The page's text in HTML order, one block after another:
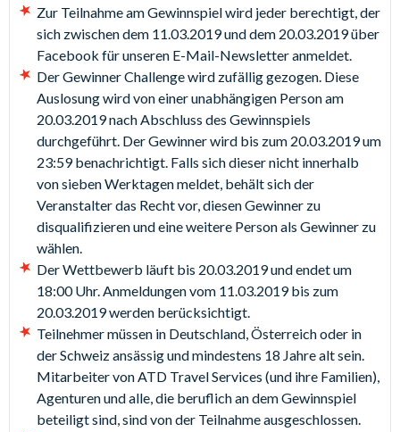
Zur Teilnahme am Gewinnspiel wird jeder berechtigt, der
sich zwischen dem 11.03.2019 und dem 20.03.2019 über
Facebook für unseren E-Mail-Newsletter anmeldet.
Der Gewinner Challenge wird zufällig gezogen. Diese
Auslosung wird von einer unabhängigen Person am
20.03.2019 nach Abschluss des Gewinnspiels
durchgeführt. Der Gewinner wird bis zum 20.03.2019 um
23:59 benachrichtigt. Falls sich dieser nicht innerhalb
von sieben Werktagen meldet, behält sich der
Veranstalter das Recht vor, diesen Gewinner zu
disqualifizieren und eine weitere Person als Gewinner zu
wählen.
Der Wettbewerb läuft bis 20.03.2019 und endet um
18:00 Uhr. Anmeldungen vom 11.03.2019 bis zum
20.03.2019 werden berücksichtigt.
Teilnehmer müssen in Deutschland, Österreich oder in
der Schweiz ansässig und mindestens 18 Jahre alt sein.
Mitarbeiter von ATD Travel Services (und ihre Familien),
Agenturen und alle, die beruflich an dem Gewinnspiel
beteiligt sind, sind von der Teilnahme ausgeschlossen.